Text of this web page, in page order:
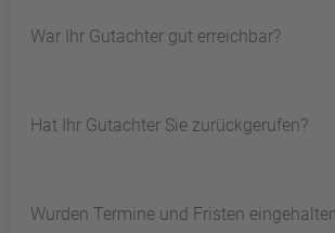
War Ihr Gutachter gut erreichbar?
Hat Ihr Gutachter Sie zurückgerufen?
Wurden Termine und Fristen